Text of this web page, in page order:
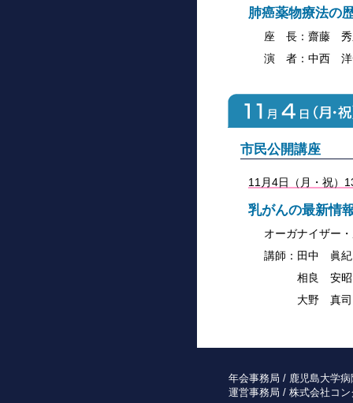
肺癌薬物療法の
座 長：齋藤 秀
演 者：中西 洋
市民公開講座
11月4日（月・祝）
乳がんの最新情
オーガナイザー
講師： 田中 眞紀
相良 安昭
大野 真司
年会事務局 / 鹿児島大学
運営事務局 / 株式会社コ